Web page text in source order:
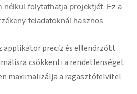
nélkül folytathatja projektjét. Ez a
feladatoknál hasznos.
applikátor precíz és ellenőrzött
csökkenti a rendetlenséget
maximalizálja a ragasztófelvitel